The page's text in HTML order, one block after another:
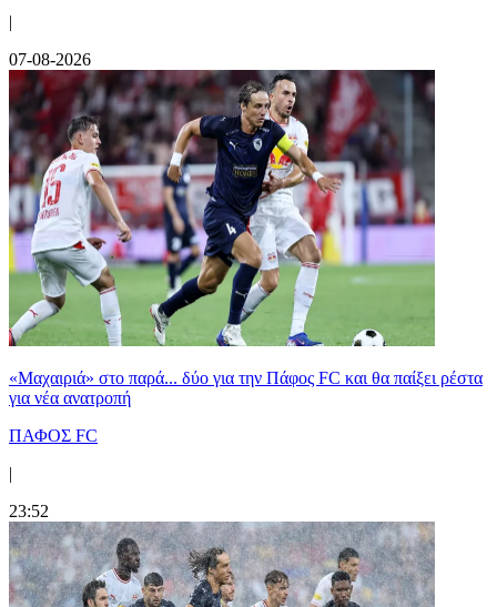
|
07-08-2026
«Μαχαιριά» στο παρά... δύο για την Πάφος FC και θα παίξει ρέστα
για νέα ανατροπή
ΠΑΦΟΣ FC
|
23:52